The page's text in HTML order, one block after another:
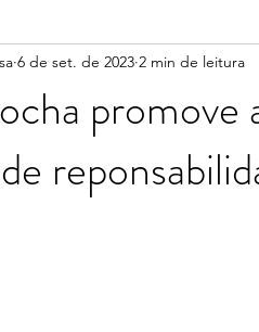
promove
6 de set. de 2023 2 min de leitura